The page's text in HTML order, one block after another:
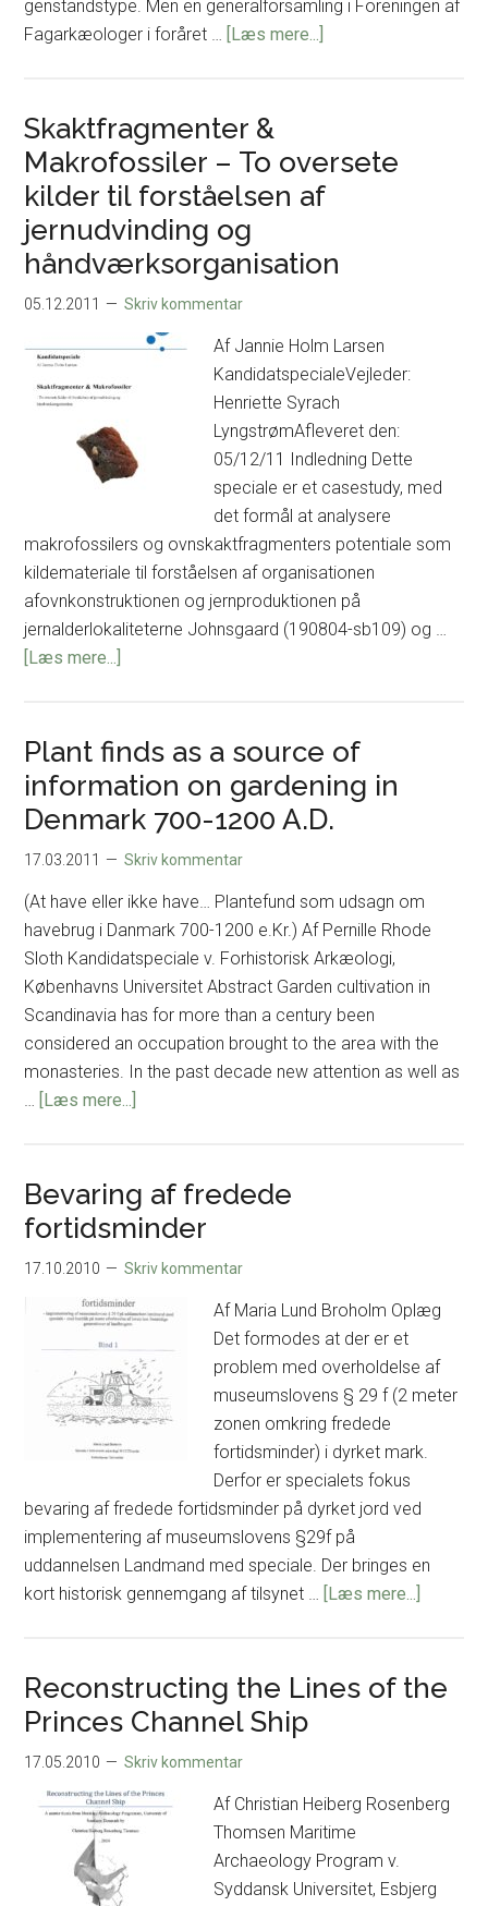
genstandstype. Men en generalforsamling i Foreningen af
Fagarkæologer i foråret … [Læs mere...]
Arkæologien
arkæologiske
for
det
nutidige
danske
samfund
Skaktfragmenter &
Makrofossiler – To oversete
kilder til forståelsen af
jernudvinding og
håndværksorganisation
05.12.2011 Skriv kommentar
Af Jannie Holm Larsen
KandidatspecialeVejleder:
Henriette Syrach
LyngstrømAfleveret den:
05/12/11 Indledning Dette
speciale er et casestudy, med
det formål at analysere
makrofossilers og ovnskaktfragmenters potentiale som
kildemateriale til forståelsen af organisationen
afovnkonstruktionen og jernproduktionen på
jernalderlokaliteterne Johnsgaard (190804-sb109) og …
[Læs mere...]
Makrofossiler
–
To
oversete
kilder
forståelsen
af
jernudvinding
og
håndværksorganisation
Plant finds as a source of
information on gardening in
Denmark 700-1200 A.D.
17.03.2011 Skriv kommentar
(At have eller ikke have… Plantefund som udsagn om
havebrug i Danmark 700-1200 e.Kr.) Af Pernille Rhode
Sloth Kandidatspeciale v. Forhistorisk Arkæologi,
Københavns Universitet Abstract Garden cultivation in
Scandinavia has for more than a century been
considered an occupation brought to the area with the
monasteries. In the past decade new attention as well as
… [Læs mere...]
as
a
source
of
on
gardening
in
Denmark
Bevaring af fredede
fortidsminder
17.10.2010 Skriv kommentar
Af Maria Lund Broholm Oplæg
Det formodes at der er et
problem med overholdelse af
museumslovens § 29 f (2 meter
zonen omkring fredede
fortidsminder) i dyrket mark.
Derfor er specialets fokus
bevaring af fredede fortidsminder på dyrket jord ved
implementering af museumslovens §29f på
uddannelsen Landmand med speciale. Der bringes en
kort historisk gennemgang af tilsynet … [Læs mere...]
fredede
Reconstructing the Lines of the
Princes Channel Ship
17.05.2010 Skriv kommentar
Af Christian Heiberg Rosenberg
Thomsen Maritime
Archaeology Program v.
Syddansk Universitet, Esbjerg